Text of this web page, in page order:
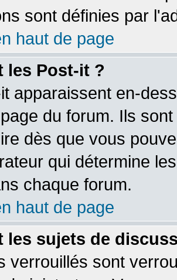
sont définies par
haut de page
les Post-it ?
apparaissent en-
du forum. Ils
dès que vous
qui détermine
chaque forum.
haut de page
les sujets de
verrouillés sont